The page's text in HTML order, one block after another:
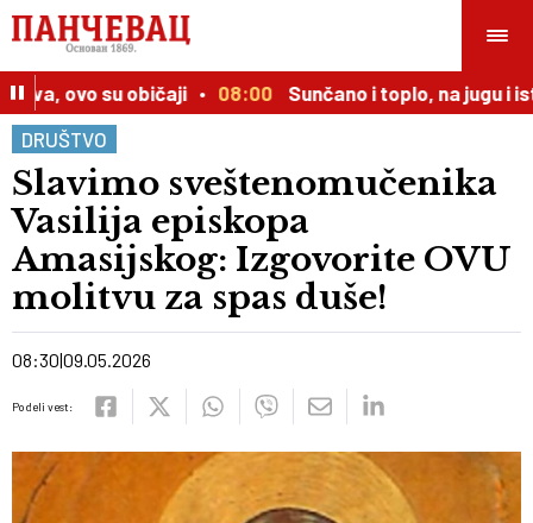
ovo su običaji 08:00 Sunčano i toplo, na jugu i
DRUŠTVO
Slavimo sveštenomučenika
Vasilija episkopa
Amasijskog: Izgovorite OVU
molitvu za spas duše!
08:30 09.05.2026
Podeli vest: